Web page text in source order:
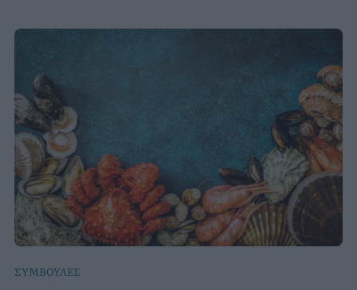
ΣΥΜΒΟΥΛΕΣ